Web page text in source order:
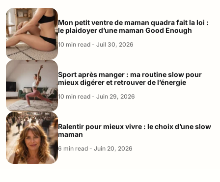
Mon petit ventre de maman quadra fait la loi :
le plaidoyer d’une maman Good Enough
10 min read - Juil 30, 2026
Sport après manger : ma routine slow pour
mieux digérer et retrouver de l’énergie
10 min read - Juin 29, 2026
Ralentir pour mieux vivre : le choix d’une slow
maman
6 min read - Juin 20, 2026